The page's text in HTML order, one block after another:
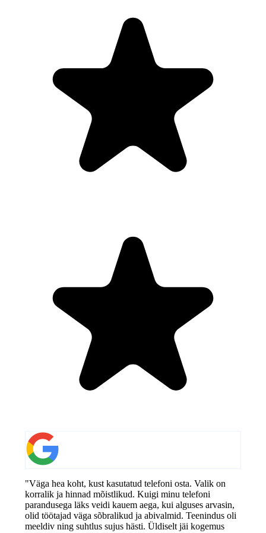
"Väga hea koht, kust kasutatud telefoni osta. Valik on
korralik ja hinnad mõistlikud. Kuigi minu telefoni
parandusega läks veidi kauem aega, kui alguses arvasin,
olid töötajad väga sõbralikud ja abivalmid. Teenindus oli
meeldiv ning suhtlus sujus hästi. Üldiselt jäi kogemus